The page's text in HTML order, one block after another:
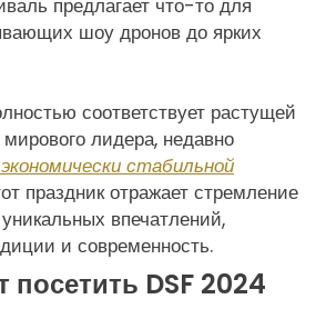
предлагает что-то для
шоу дронов до ярких
соответствует растущей
лидера, недавно
стабильной
праздник отражает стремление
впечатлений,
и современность.
посетить DSF 2024